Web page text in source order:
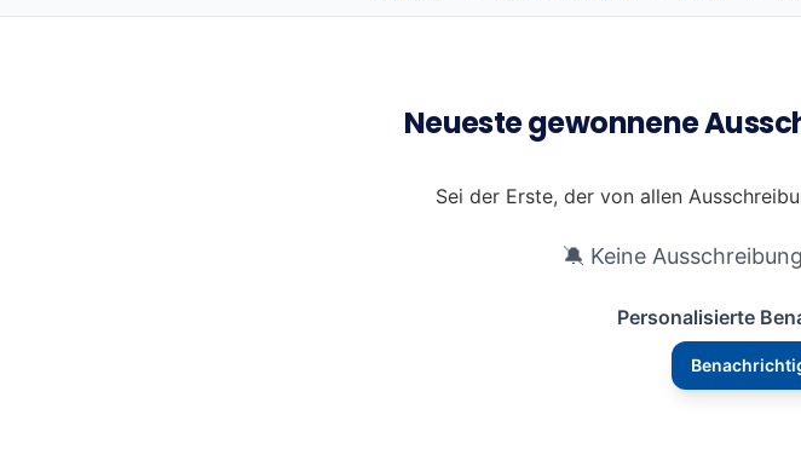
Neueste gewonnene
Sei der Erste, der von allen
🔕 Keine
Personalisierte